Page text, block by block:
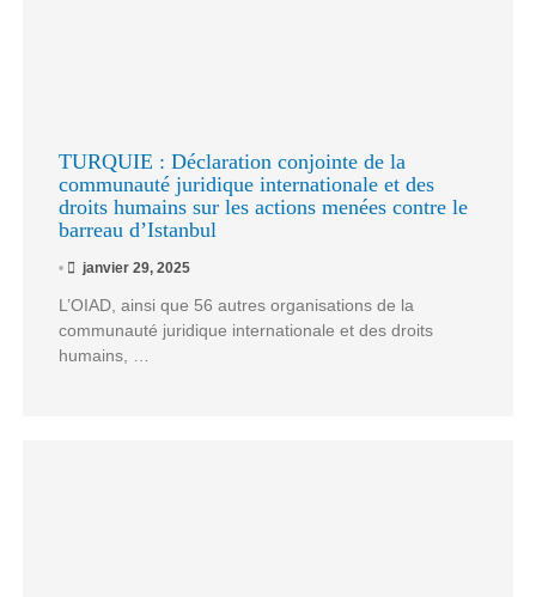
TURQUIE : Déclaration conjointe de la
communauté juridique internationale et des
droits humains sur les actions menées contre le
barreau d’Istanbul
• janvier 29, 2025
L’OIAD, ainsi que 56 autres organisations de la
communauté juridique internationale et des droits
humains, …